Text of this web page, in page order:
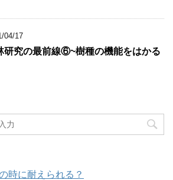
04/17
研究の最前線⑥~樹種の機能をはかる
時に耐えられる？